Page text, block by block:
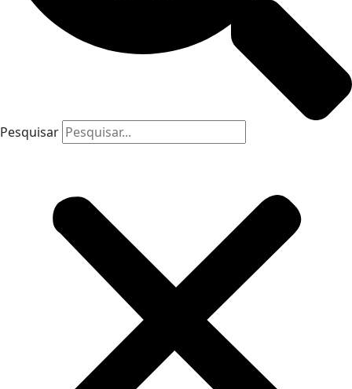
Pesquisar